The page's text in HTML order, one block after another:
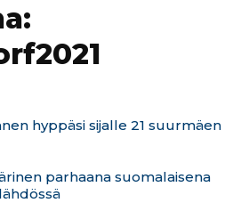
hyppäsi sijalle 21 suurmäen
parhaana suomalaisena